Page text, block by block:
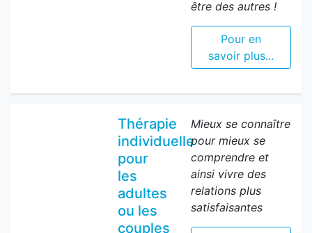
être des autres !
Pour en
savoir plus...
Thérapie
individuelle
pour
les
adultes
ou les
couples
Mieux se connaître
pour mieux se
comprendre et
ainsi vivre des
relations plus
satisfaisantes